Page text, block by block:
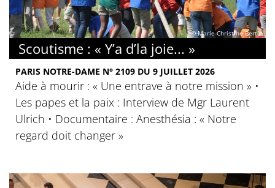
© Marie-Christine Bertin
Scoutisme : « Y’a d’la joie... »
PARIS NOTRE-DAME N° 2109 DU 9 JUILLET 2026
Aide à mourir : « Une entrave à notre mission » •
Les papes et la paix : Interview de Mgr Laurent
Ulrich • Documentaire : Anesthésia : « Notre
regard doit changer »